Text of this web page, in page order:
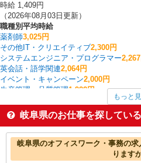
時給 1,409円
（2026年08月03日更新）
職種別平均時給
薬剤師3,025円
その他IT・クリエイティブ2,300円
システムエンジニア・プログラマー
英会話・語学関連2,064円
イベント・キャンペーン2,000円
生産管理・品質管理1,922円
WEBデザイナー・コーダー・WEBオペ
個人営業 1,800円
建築・土木・設備1,775円
岐阜県の他の職種の平均時給を見る
もっと
岐阜県のお仕事を探してい
岐阜県のオフィスワーク・事務の
ります